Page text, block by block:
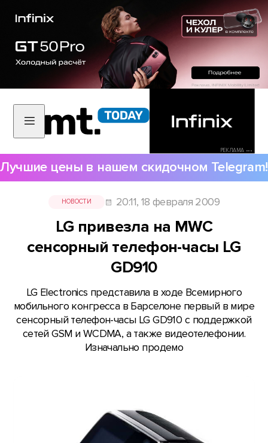
РЕКЛАМА •••
Лучшие цены в нашем скидочном Telegram!
НОВОСТИ 20:11, 18 февраля 2009
LG привезла на MWC
сенсорный телефон-часы LG
GD910
LG Electronics представила в ходе Всемирного
мобильного конгресса в Барселоне первый в мире
сенсорный телефон-часы LG GD910 с поддержкой
сетей GSM и WCDMA, а также видеотелефонии.
Изначально продемо